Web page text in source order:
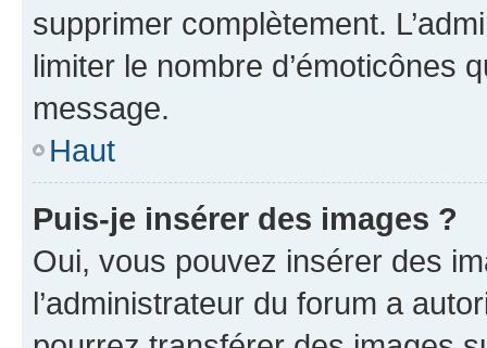
supprimer complètement.
limiter le nombre d’émoticônes
message.
Haut
Puis-je insérer des images ?
Oui, vous pouvez insérer des
l’administrateur du forum a